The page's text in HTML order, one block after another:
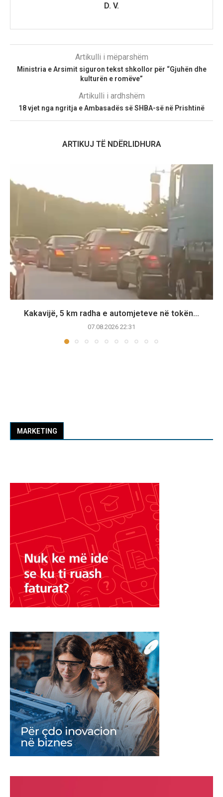
D. V.
Artikulli i mëparshëm
Ministria e Arsimit siguron tekst shkollor për “Gjuhën dhe
kulturën e romëve”
Artikulli i ardhshëm
18 vjet nga ngritja e Ambasadës së SHBA-së në Prishtinë
ARTIKUJ TË NDËRLIDHURA
Kakavijë, 5 km radha e automjeteve në tokën...
07.08.2026 22:31
MARKETING